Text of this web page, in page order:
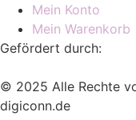
Mein Konto
Mein Warenkorb
Gefördert durch:
© 2025 Alle Rechte
digiconn.de